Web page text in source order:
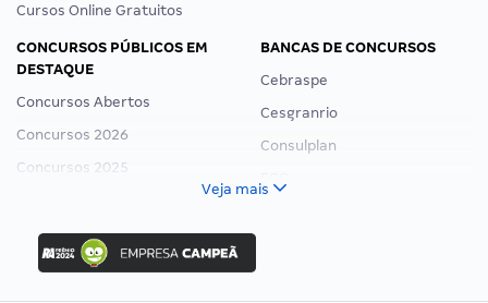
Cursos Online Gratuitos
CONCURSOS PÚBLICOS EM
DESTAQUE
Concursos Abertos
Concursos 2026
Concursos 2025
Concurso Nacional Unificado
Concurso Ibama
Concurso MPU
Editais publicados
BANCAS DE CONCURSOS
Cebraspe
Cesgranrio
Consulplan
Veja mais